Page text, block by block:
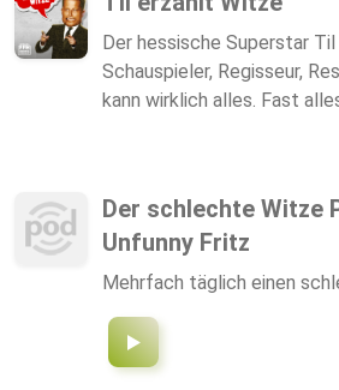
Der hessische Superstar
Schauspieler, Regisseur, Restaurantbesitzer – er
kann wirklich alles.
Der schlechte Witze
Unfunny Fritz
Mehrfach täglich einen